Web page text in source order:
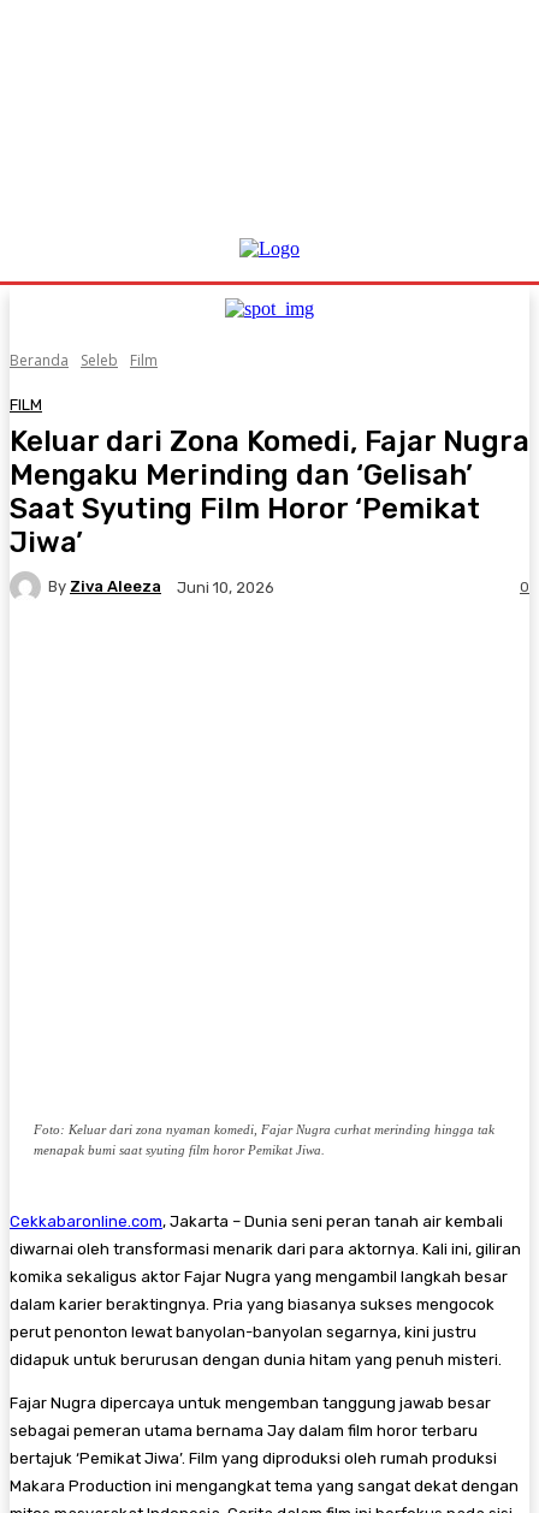
Beranda Seleb Film
FILM
Keluar dari Zona Komedi, Fajar Nugra
Mengaku Merinding dan ‘Gelisah’
Saat Syuting Film Horor ‘Pemikat
Jiwa’
By Ziva Aleeza Juni 10, 2026 0
Foto: Keluar dari zona nyaman komedi, Fajar Nugra curhat merinding hingga tak
menapak bumi saat syuting film horor Pemikat Jiwa.
Cekkabaronline.com, Jakarta – ​Dunia seni peran tanah air kembali
diwarnai oleh transformasi menarik dari para aktornya. Kali ini, giliran
komika sekaligus aktor Fajar Nugra yang mengambil langkah besar
dalam karier beraktingnya. Pria yang biasanya sukses mengocok
perut penonton lewat banyolan-banyolan segarnya, kini justru
didapuk untuk berurusan dengan dunia hitam yang penuh misteri.
​Fajar Nugra dipercaya untuk mengemban tanggung jawab besar
sebagai pemeran utama bernama Jay dalam film horor terbaru
bertajuk ‘Pemikat Jiwa’. Film yang diproduksi oleh rumah produksi
Makara Production ini mengangkat tema yang sangat dekat dengan